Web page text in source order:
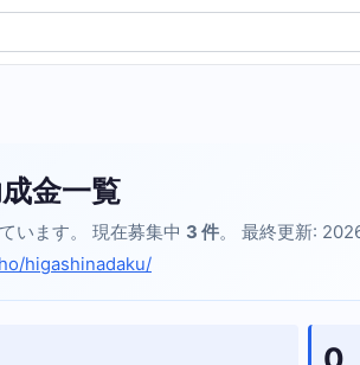
金一覧
います。 現在募集中 3 件。 最終更新:
higashinadaku/